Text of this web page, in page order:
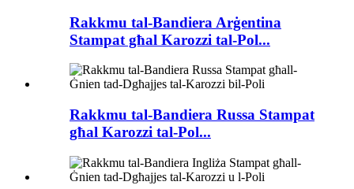
Rakkmu tal-Bandiera Arġentina
Stampat għal Karozzi tal-Pol...
Rakkmu tal-Bandiera Russa Stampat
għal Karozzi tal-Pol...